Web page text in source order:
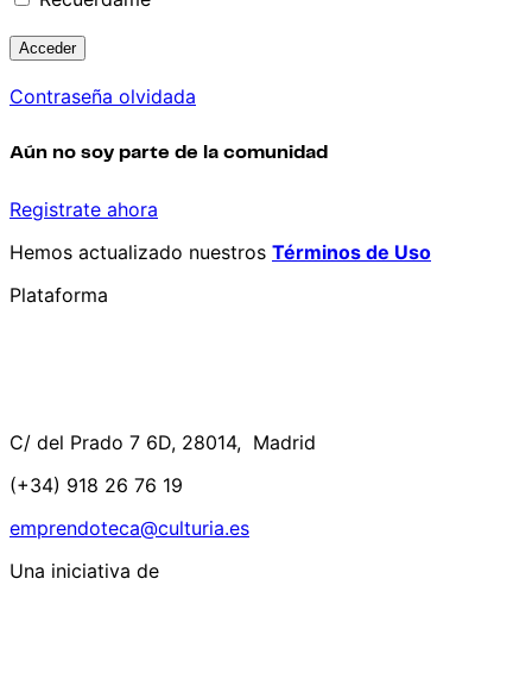
Contraseña olvidada
Aún no soy parte de la comunidad
Registrate ahora
Hemos actualizado nuestros Términos de Uso
Plataforma
C/ del Prado 7 6D, 28014, Madrid
(+34) 918 26 76 19
emprendoteca@culturia.es
Una iniciativa de